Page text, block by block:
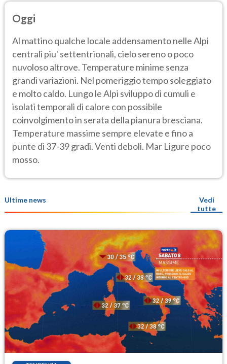
Oggi
Al mattino qualche locale addensamento nelle Alpi
centrali piu' settentrionali, cielo sereno o poco
nuvoloso altrove. Temperature minime senza
grandi variazioni. Nel pomeriggio tempo soleggiato
e molto caldo. Lungo le Alpi sviluppo di cumuli e
isolati temporali di calore con possibile
coinvolgimento in serata della pianura bresciana.
Temperature massime sempre elevate e fino a
punte di 37-39 gradi. Venti deboli. Mar Ligure poco
mosso.
Ultime news
Vedi
tutte